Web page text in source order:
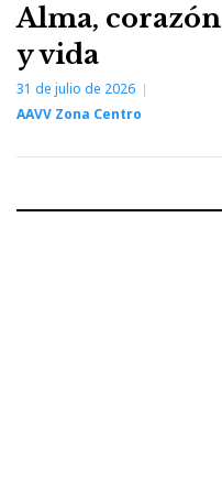
Alma, corazón
y vida
31 de julio de 2026
AAVV Zona Centro